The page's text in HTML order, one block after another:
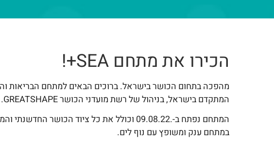
הכירו את מתחם SEA+!
מהפכה בתחום הכושר בישראל. ברוכים הבאים למתחם הבריאות
המתקדם בישראל, בניהול של רשת מועדני הכושר GREATSHAPE.
המתחם נפתח ב-.09.08.22 וכולל את כל ציוד הכושר
במתחם ענק ומשופץ עם נוף לים.